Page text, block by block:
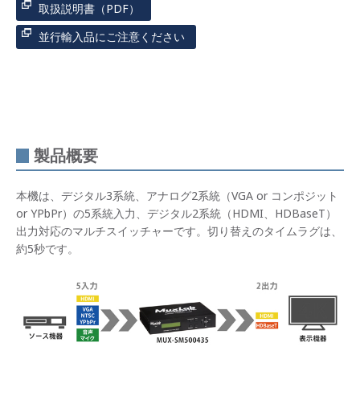
取扱説明書（PDF）
並行輸入品にご注意ください
製品概要
本機は、デジタル3系統、アナログ2系統（VGA or コンポジット
or YPbPr）の5系統入力、デジタル2系統（HDMI、HDBaseT）
出力対応のマルチスイッチャーです。切り替えのタイムラグは、
約5秒です。